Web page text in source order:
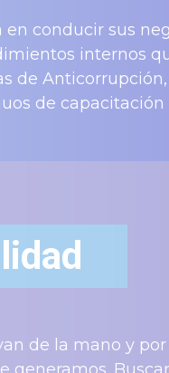
conducir sus
internos
de
de capacitación
de la mano y